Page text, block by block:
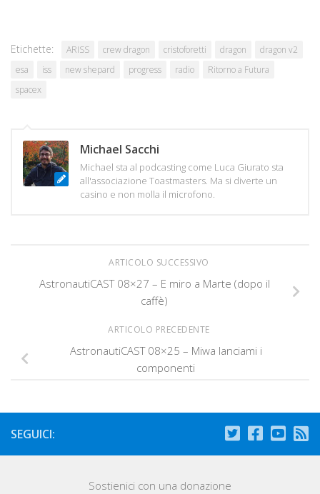
Etichette: ARISS crew dragon cristoforetti dragon
dragon v2
esa
iss new shepard progress radio
Ritorno a Futura
spacex
Michael Sacchi
Michael sta al podcasting come Luca Giurato sta
all'associazione Toastmasters. Ma si diverte un
casino e non molla il microfono.
ARTICOLO SUCCESSIVO
AstronautiCAST 08×27 – E miro a Marte (dopo il
caffè)
ARTICOLO PRECEDENTE
AstronautiCAST 08×25 – Miwa lanciami i
componenti
SEGUICI:
Sostienici con una donazione